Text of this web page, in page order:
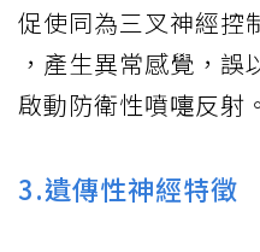
促使同為三叉神經控
，產生異常感覺，
啟動防衛性噴嚏反射。
3.遺傳性神經特徵